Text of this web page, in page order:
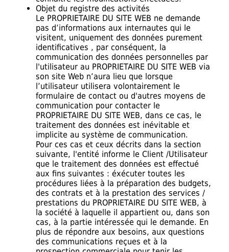
Objet du registre des activités
Le PROPRIETAIRE DU SITE WEB ne demande
pas d’informations aux internautes qui le
visitent, uniquement des données purement
identificatives , par conséquent, la
communication des données personnelles par
l'utilisateur au PROPRIETAIRE DU SITE WEB via
son site Web n’aura lieu que lorsque
l’utilisateur utilisera volontairement le
formulaire de contact ou d'autres moyens de
communication pour contacter le
PROPRIETAIRE DU SITE WEB, dans ce cas, le
traitement des données est inévitable et
implicite au système de communication.
Pour ces cas et ceux décrits dans la section
suivante, l'entité informe le Client /Utilisateur
que le traitement des données est effectué
aux fins suivantes : éxécuter toutes les
procédures liées à la préparation des budgets,
des contrats et à la prestation des services /
prestations du PROPRIETAIRE DU SITE WEB, à
la société à laquelle il appartient ou, dans son
cas, à la partie intéressée qui le demande. En
plus de répondre aux besoins, aux questions
des communications reçues et à la